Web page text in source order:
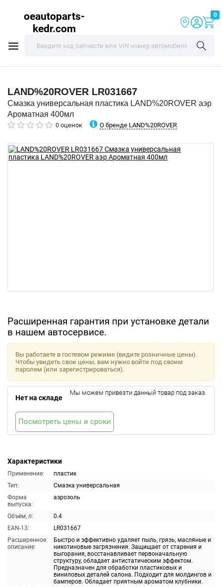
oeautoparts-
kedr.com
0
LAND%20ROVER LR031667
Смазка универсальная пластика LAND%20ROVER аэр
Ароматная 400мл
0 оценок О бренде LAND%20ROVER
Расширенная гарантия при установке детали
в нашем автосервисе.
Характеристики
Применение:
пластик
Тип:
Смазка универсальная
Форма
выпуска:
аэрозоль
Объём, л:
0.4
EAN-13:
LR031667
Расширенное
описание:
Быстро и эффективно удаляет пыль, грязь, масляные и
никотиновые загрязнения. Защищает от старения и
выгорания, восстанавливает первоначальную
структуру, обладает антистатическим эффектом.
Предназначен для обработки пластиковых и
виниловых деталей салона. Подходит для молдингов и
бамперов. Обладает приятным ароматом клубники.
Вы работаете в гостевом режиме (видите розничные цены).
Чтобы увидеть свои цены, вам нужно войти под своим
паролем (или зарегистрироваться).
Нет на складе
Мы можем привезти данный товар под заказ.
Посмотреть цены и сроки